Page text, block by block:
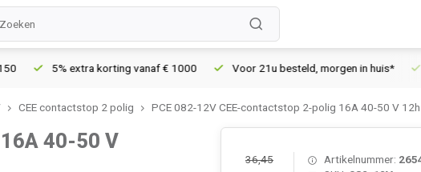
5% extra korting vanaf € 1000 Voor 21u besteld, morgen in huis*
CEE contactstop 2 polig PCE 082-12V CEE-contactstop 2-polig 16A 40-50 V
40-50 V
36,45 Artikelnummer: